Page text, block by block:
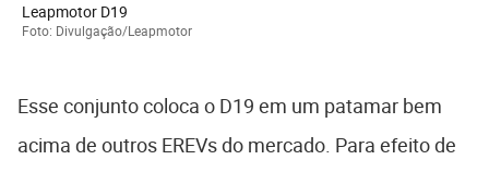
Leapmotor D19
Foto: Divulgação/Leapmotor
Esse conjunto coloca o D19 em um patamar bem
acima de outros EREVs do mercado. Para efeito de